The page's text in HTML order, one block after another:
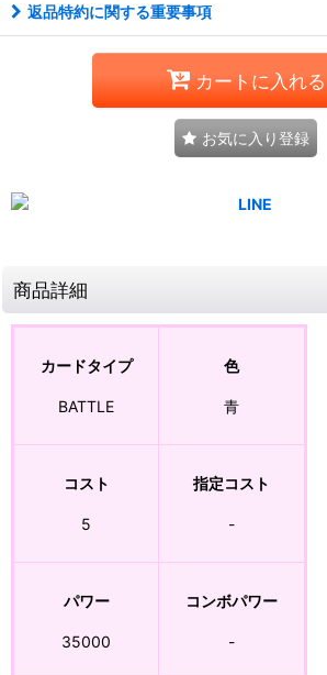
返品特約に関する重要事項
カートに入れる
お気に入り登録
商品詳細
カードタイプ
BATTLE
色
青
コスト
5
指定コスト
-
パワー
35000
コンボパワー
-